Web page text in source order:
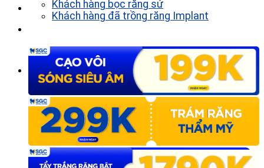
Khách hàng bọc răng sứ
Khách hàng đã trồng răng Implant